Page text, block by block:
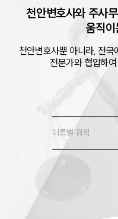
천안변호사 주요 업무사례
천안 분사무소 오시는 길
천안변호사상담 상담접수
1800-7905
천안변호사와 주사
움직
천안변호사뿐 아니라, 전
전문가와 협업하